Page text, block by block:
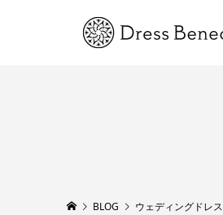
BLOG ウェディングドレス